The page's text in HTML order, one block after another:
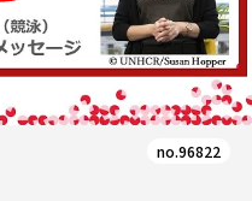
no.96822